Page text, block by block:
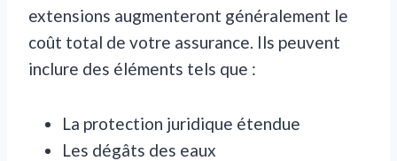
extensions augmenteront généralement le
coût total de votre assurance. Ils peuvent
inclure des éléments tels que :
La protection juridique étendue
Les dégâts des eaux